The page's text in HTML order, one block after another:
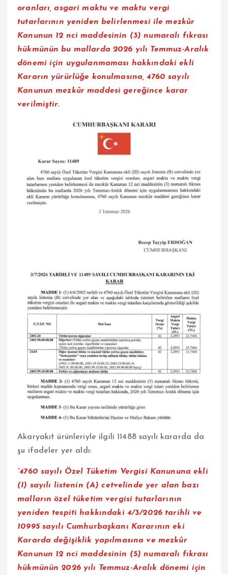
oranları, asgari maktu ve maktu vergi
tutarlarının yeniden belirlenmesi ile mezkûr
Kanunun 12 nci maddesinin (3) numaralı fıkrası
hükmünün bu mallarda 2026 yılı Temmuz-Aralık
dönemi için uygulanmaması hakkındaki ekli
Kararın yürürlüğe konulmasına, 4760 sayılı
Kanunun mezkûr maddesi gereğince karar
verilmiştir.
Akaryakıt ürünleriyle ilgili 11488 sayılı kararda da
şu ifadeler yer aldı:
“4760 sayılı Özel Tüketim Vergisi Kanununa ekli
(I) sayılı listenin (A) cetvelinde yer alan bazı
malların özel tüketim vergisi tutarlarının
yeniden tespiti hakkındaki 4/3/2026 tarihli ve
10995 sayılı Cumhurbaşkanı Kararının eki
Kararda değişiklik yapılmasına ve mezkûr
Kanunun 12 nci maddesinin (5) numaralı fıkrası
hükmünün 2026 yılı Temmuz-Aralık dönemi için